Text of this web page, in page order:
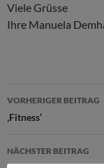
Viele Grüsse
Ihre Manuela
VORHERIGER BEITRAG
‚Fitness‘
NÄCHSTER BEITRAG